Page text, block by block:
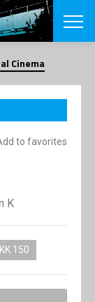
SEARCH
Danish
CHOOSE
COPENHAGEN
Concerts
Contributors
SHOP
Cinema
to favorites
K
150